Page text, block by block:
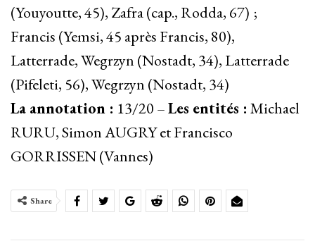
(Youyoutte, 45), Zafra (cap., Rodda, 67) ;
Francis (Yemsi, 45 après Francis, 80),
Latterrade, Wegrzyn (Nostadt, 34), Latterrade
(Pifeleti, 56), Wegrzyn (Nostadt, 34)
La annotation : 13/20 –Les entités : Michael
RURU, Simon AUGRY et Francisco
GORRISSEN (Vannes)
Share